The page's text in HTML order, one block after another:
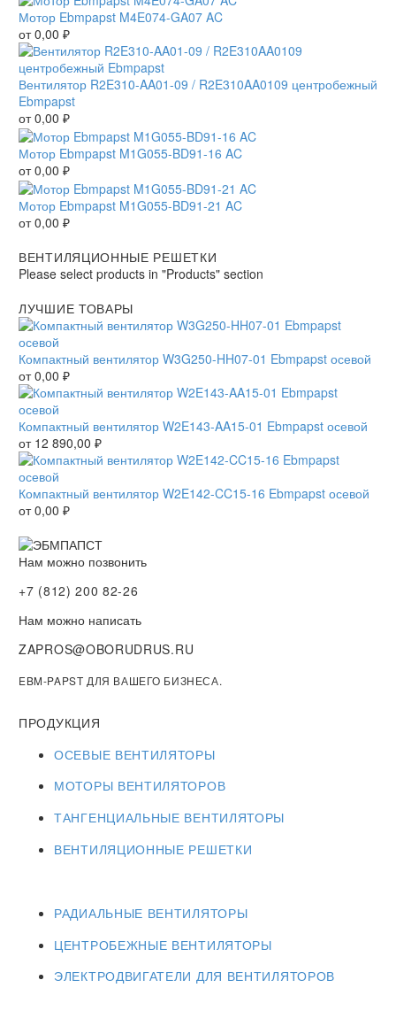
Мотор Ebmpapst M4E074-GA07 AC
от0,00 ₽
Вентилятор R2E310-AA01-09 / R2E310AA0109 центробежный
Ebmpapst
от0,00 ₽
Мотор Ebmpapst M1G055-BD91-16 AC
от0,00 ₽
Мотор Ebmpapst M1G055-BD91-21 AC
от0,00 ₽
ВЕНТИЛЯЦИОННЫЕ РЕШЕТКИ
Please select products in "Products" section
ЛУЧШИЕ ТОВАРЫ
Компактный вентилятор W3G250-HH07-01 Ebmpapst осевой
от0,00 ₽
Компактный вентилятор W2E143-AA15-01 Ebmpapst осевой
от 12 890,00 ₽
Компактный вентилятор W2E142-CC15-16 Ebmpapst осевой
от0,00 ₽
Нам можно позвонить
+7 (812) 200 82-26
Нам можно написать
ZAPROS@OBORUDRUS.RU
EBM-PAPST ДЛЯ ВАШЕГО БИЗНЕСА.
ПРОДУКЦИЯ
ОСЕВЫЕ ВЕНТИЛЯТОРЫ
МОТОРЫ ВЕНТИЛЯТОРОВ
ТАНГЕНЦИАЛЬНЫЕ ВЕНТИЛЯТОРЫ
ВЕНТИЛЯЦИОННЫЕ РЕШЕТКИ
РАДИАЛЬНЫЕ ВЕНТИЛЯТОРЫ
ЦЕНТРОБЕЖНЫЕ ВЕНТИЛЯТОРЫ
ЭЛЕКТРОДВИГАТЕЛИ ДЛЯ ВЕНТИЛЯТОРОВ